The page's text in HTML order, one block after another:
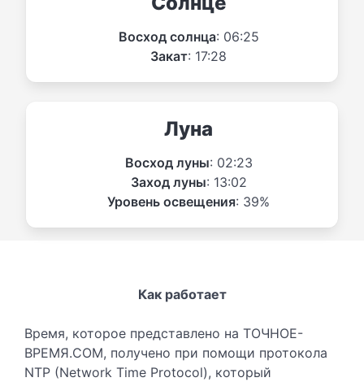
Восход солнца: 06:25
Закат: 17:28
Луна
Восход луны: 02:23
Заход луны: 13:02
Уровень освещения: 39%
Как работает
Время, которое представлено на ТОЧНОЕ-
ВРЕМЯ.COM, получено при помощи протокола
NTP (Network Time Protocol), который